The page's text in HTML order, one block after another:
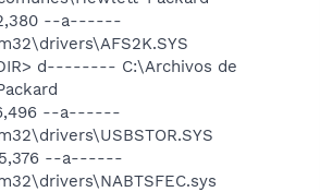
--a------
d-------- C:\Archivos de
--a------
--a------